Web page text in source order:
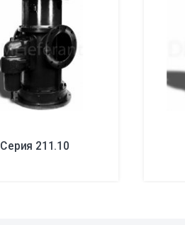
Серия 211.10